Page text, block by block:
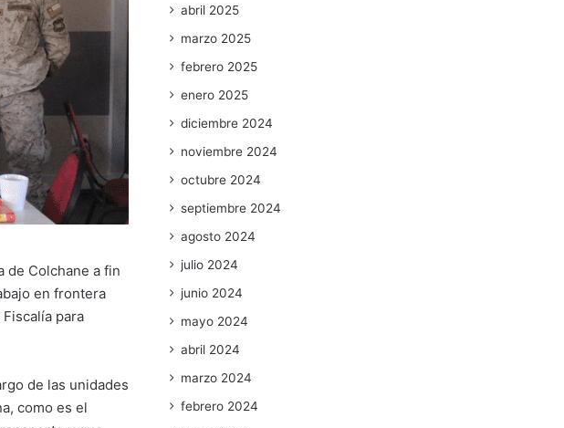
de Colchane a fin
en frontera
para
de las unidades
como es el
abril 2025
marzo 2025
febrero 2025
enero 2025
diciembre 2024
noviembre 2024
octubre 2024
septiembre 2024
agosto 2024
julio 2024
junio 2024
mayo 2024
abril 2024
marzo 2024
febrero 2024